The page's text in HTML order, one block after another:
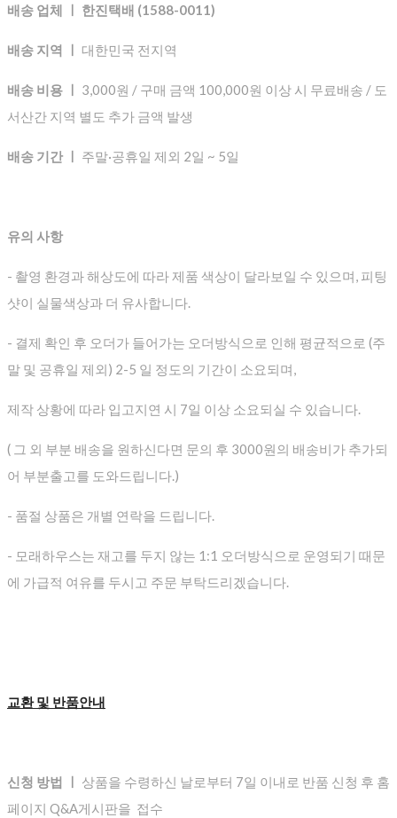
배송 업체 ㅣ 한진택배 (1588-0011)
배송 지역 ㅣ 대한민국 전지역
배송 비용 ㅣ 3,000원 / 구매 금액 100,000원 이상 시 무료배송 / 도
서산간 지역 별도 추가 금액 발생
배송 기간 ㅣ 주말·공휴일 제외 2일 ~ 5일
유의 사항
- 촬영 환경과 해상도에 따라 제품 색상이 달라보일 수 있으며, 피팅
샷이 실물색상과 더 유사합니다.
- 결제 확인 후 오더가 들어가는 오더방식으로 인해 평균적으로 (주
말 및 공휴일 제외) 2-5 일 정도의 기간이 소요되며,
제작 상황에 따라 입고지연 시 7일 이상 소요되실 수 있습니다.
( 그 외 부분 배송을 원하신다면 문의 후 3000원의 배송비가 추가되
어 부분출고를 도와드립니다.)
- 품절 상품은 개별 연락을 드립니다.
- 모래하우스는 재고를 두지 않는 1:1 오더방식으로 운영되기 때문
에 가급적 여유를 두시고 주문 부탁드리겠습니다.
교환 및 반품안내
신청 방법 ㅣ 상품을 수령하신 날로부터 7일 이내로 반품 신청 후 홈
페이지 Q&A게시판을 접수